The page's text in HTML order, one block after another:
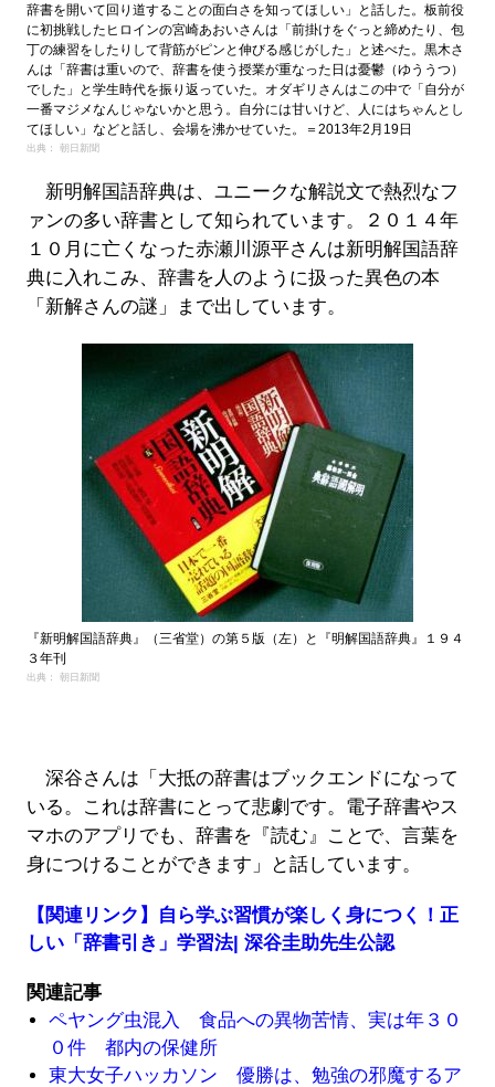
辞書を開いて回り道することの面白さを知ってほしい」と話した。板前役
に初挑戦したヒロインの宮崎あおいさんは「前掛けをぐっと締めたり、包
丁の練習をしたりして背筋がピンと伸びる感じがした」と述べた。黒木さ
んは「辞書は重いので、辞書を使う授業が重なった日は憂鬱（ゆううつ）
でした」と学生時代を振り返っていた。オダギリさんはこの中で「自分が
一番マジメなんじゃないかと思う。自分には甘いけど、人にはちゃんとし
てほしい」などと話し、会場を沸かせていた。＝2013年2月19日
出典： 朝日新聞
新明解国語辞典は、ユニークな解説文で熱烈なフ
ァンの多い辞書として知られています。２０１４年
１０月に亡くなった赤瀬川源平さんは新明解国語辞
典に入れこみ、辞書を人のように扱った異色の本
「新解さんの謎」まで出しています。
『新明解国語辞典』（三省堂）の第５版（左）と『明解国語辞典』１９４
３年刊
出典： 朝日新聞
深谷さんは「大抵の辞書はブックエンドになって
いる。これは辞書にとって悲劇です。電子辞書やス
マホのアプリでも、辞書を『読む』ことで、言葉を
身につけることができます」と話しています。
【関連リンク】自ら学ぶ習慣が楽しく身につく！正
しい「辞書引き」学習法| 深谷圭助先生公認
関連記事
ペヤング虫混入 食品への異物苦情、実は年３０
０件 都内の保健所
東大女子ハッカソン 優勝は、勉強の邪魔するア